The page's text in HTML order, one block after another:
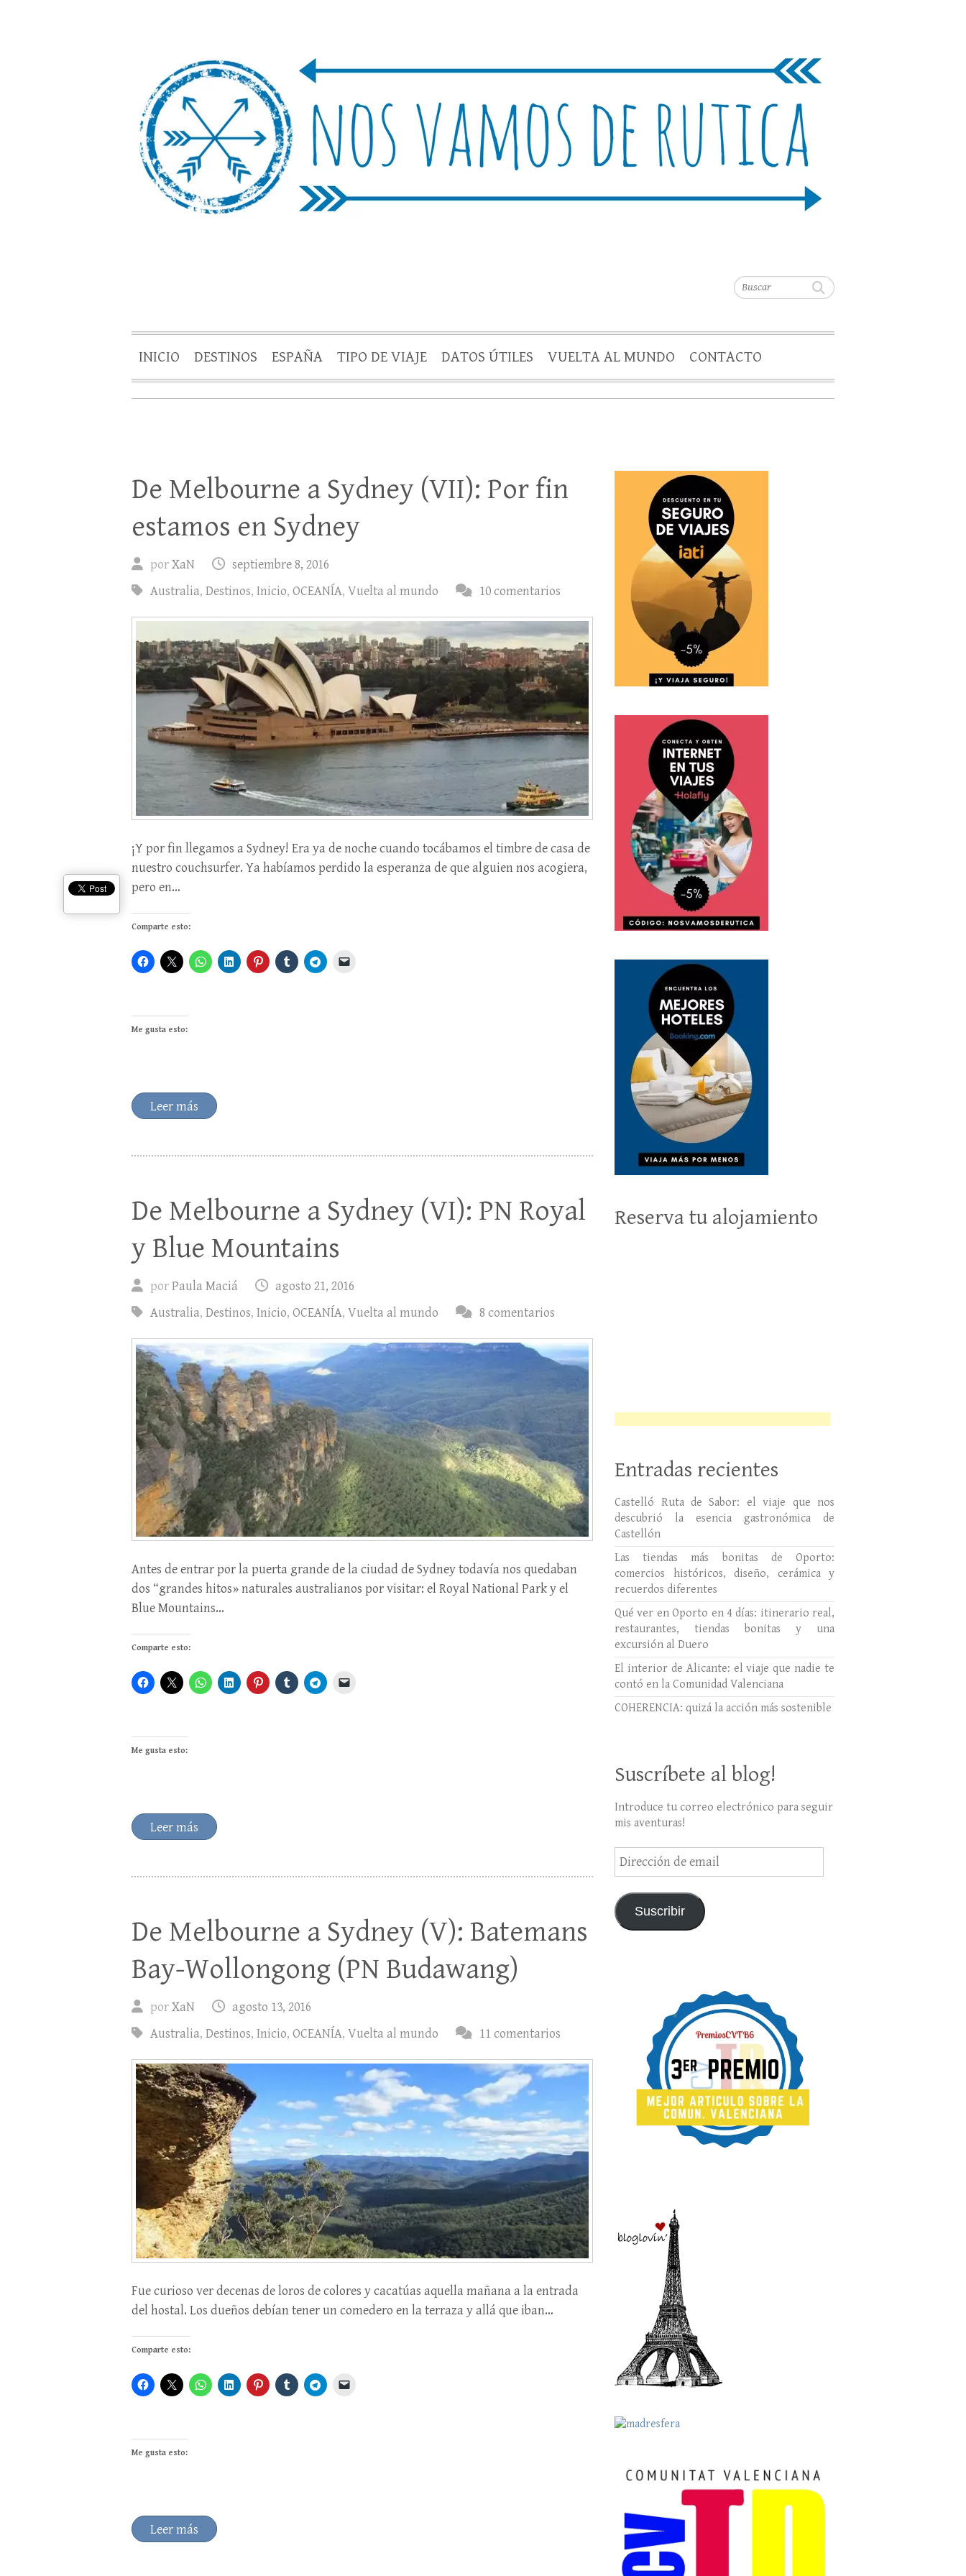
Buscar
Nos Vamos de Rutica
Un blog de viajes donde se comparte experiencias, trucos y consejos.
INICIO DESTINOS ESPAÑA TIPO DE VIAJE DATOS ÚTILES VUELTA AL MUNDO CONTACTO
De Melbourne a Sydney (VII): Por fin
estamos en Sydney
porXaN
septiembre 8, 2016
Australia, Destinos, Inicio, OCEANÍA, Vuelta al mundo 10 comentarios
¡Y por fin llegamos a Sydney! Era ya de noche cuando tocábamos el timbre de casa de
nuestro couchsurfer. Ya habíamos perdido la esperanza de que alguien nos acogiera,
pero en…
Comparte esto:
Me gusta esto:
Leer más
De Melbourne a Sydney (VI): PN Royal
y Blue Mountains
porPaula Maciá
agosto 21, 2016
Australia, Destinos, Inicio, OCEANÍA, Vuelta al mundo 8 comentarios
Antes de entrar por la puerta grande de la ciudad de Sydney todavía nos quedaban
dos “grandes hitos» naturales australianos por visitar: el Royal National Park y el
Blue Mountains…
Comparte esto:
Me gusta esto:
Leer más
De Melbourne a Sydney (V): Batemans
Bay-Wollongong (PN Budawang)
porXaN
agosto 13, 2016
Australia, Destinos, Inicio, OCEANÍA, Vuelta al mundo 11 comentarios
Fue curioso ver decenas de loros de colores y cacatúas aquella mañana a la entrada
del hostal. Los dueños debían tener un comedero en la terraza y allá que iban…
Comparte esto:
Me gusta esto:
Leer más
Reserva tu alojamiento
Entradas recientes
Castelló Ruta de Sabor: el viaje que nos
descubrió la esencia gastronómica de
Castellón
Las tiendas más bonitas de Oporto:
comercios históricos, diseño, cerámica y
recuerdos diferentes
Qué ver en Oporto en 4 días: itinerario real,
restaurantes, tiendas bonitas y una
excursión al Duero
El interior de Alicante: el viaje que nadie te
contó en la Comunidad Valenciana
COHERENCIA: quizá la acción más sostenible
Suscríbete al blog!
Introduce tu correo electrónico para seguir
mis aventuras!
Dirección
de
Suscribir